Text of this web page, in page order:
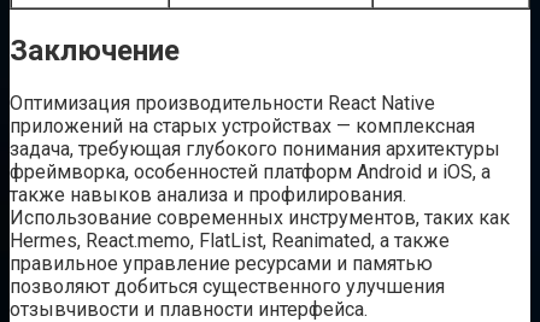
Заключение
Оптимизация производительности React Native
приложений на старых устройствах — комплексная
задача, требующая глубокого понимания архитектуры
фреймворка, особенностей платформ Android и iOS, а
также навыков анализа и профилирования.
Использование современных инструментов, таких как
Hermes, React.memo, FlatList, Reanimated, а также
правильное управление ресурсами и памятью
позволяют добиться существенного улучшения
отзывчивости и плавности интерфейса.